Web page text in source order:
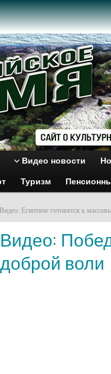
Видео новости
Туризм
Видео: Египтяне готовятся к
Видео:
доброй воли